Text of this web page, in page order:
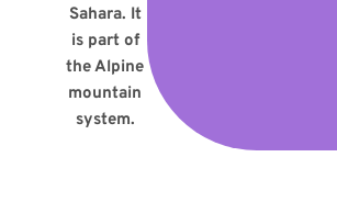
Sahara. It
is part of
the Alpine
mountain
system.